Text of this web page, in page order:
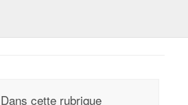
Dans cette rubrique